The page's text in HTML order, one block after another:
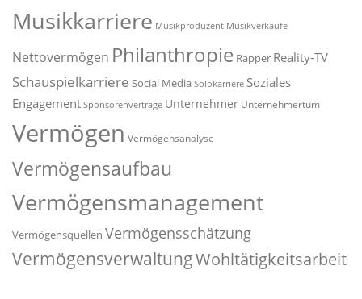
Musikkarriere Musikproduzent Musikverkäufe
Nettovermögen Philanthropie Rapper Reality-TV
Schauspielkarriere Social Media Solokarriere Soziales
Engagement Sponsorenverträge Unternehmer Unternehmertum
Vermögen Vermögensanalyse
Vermögensaufbau
Vermögensmanagement
Vermögensquellen Vermögensschätzung
VermögensverwaltungWohltätigkeitsarbeit